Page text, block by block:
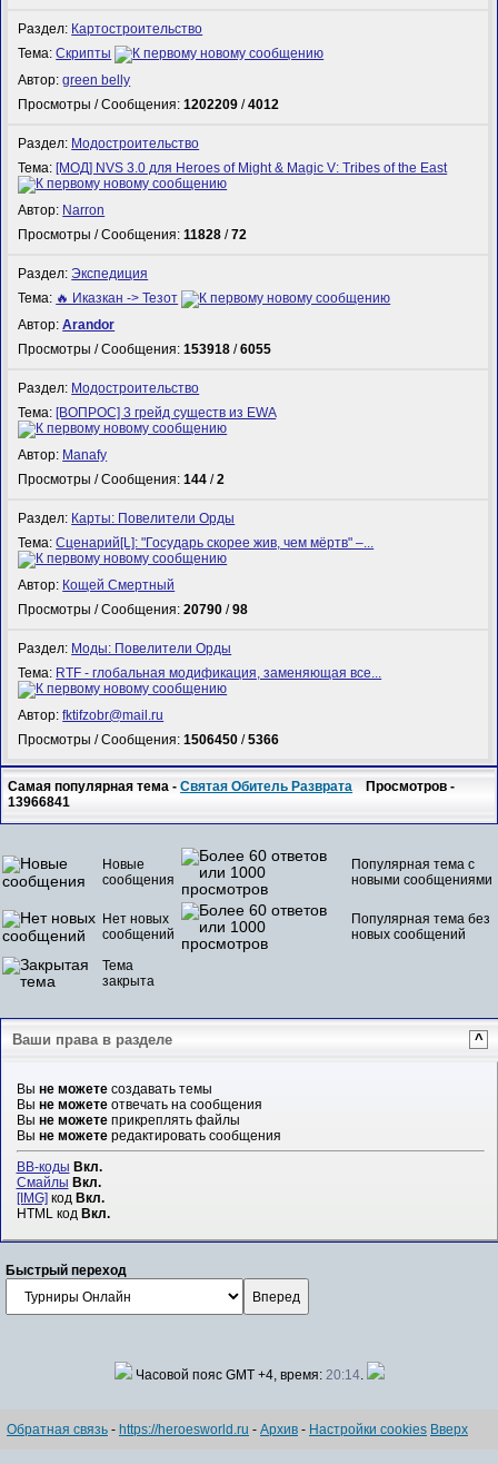
Раздел: Картостроительство
Тема:Скрипты
Автор:green belly
Просмотры / Сообщения:1202209 /4012
Раздел: Модостроительство
Тема: [МОД] NVS 3.0 для Heroes of Might & Magic V: Tribes of the East
Автор: Narron
Просмотры / Сообщения:11828 /72
Раздел:Экспедиция
Тема: 🔥 Иказкан -> Тезот
Автор:Arandor
Просмотры / Сообщения:153918 /6055
Раздел: Модостроительство
Тема: [ВОПРОС] 3 грейд существ из EWA
Автор: Manafy
Просмотры / Сообщения:144 /2
Раздел: Карты: Повелители Орды
Тема:Сценарий[L]: "Государь скорее жив, чем мёртв" –...
Автор: Кощей Смертный
Просмотры / Сообщения:20790 /98
Раздел: Моды: Повелители Орды
Тема: RTF - глобальная модификация, заменяющая все...
Автор:fktifzobr@mail.ru
Просмотры / Сообщения:1506450 /5366
Самая популярная тема -Святая Обитель Разврата Просмотров -
13966841
Новые
сообщения
Популярная тема с
новыми сообщениями
Нет новых
сообщений
Популярная тема без
новых сообщений
Тема
закрыта
Ваши права в разделе ^
Вы не можетесоздавать темы
Вы не можетеотвечать на сообщения
Вы не можетеприкреплять файлы
Вы не можетередактировать сообщения
BB-коды Вкл.
Смайлы Вкл.
[IMG]код Вкл.
HTML код Вкл.
Быстрый переход
Часовой пояс GMT +4, время: 20:14.
Обратная связь - https://heroesworld.ru - Архив - Настройки cookies Вверх